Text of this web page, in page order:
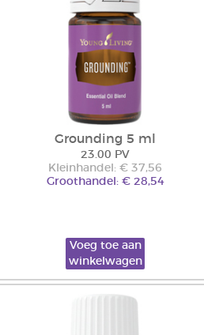
Grounding 5 ml
23.00 PV
Kleinhandel: € 37,56
Groothandel: € 28,54
Voeg toe aan
winkelwagen